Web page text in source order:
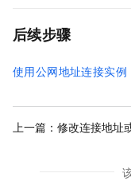
后续步骤
使用公网地址连接实例
上一篇： 修改连接地址